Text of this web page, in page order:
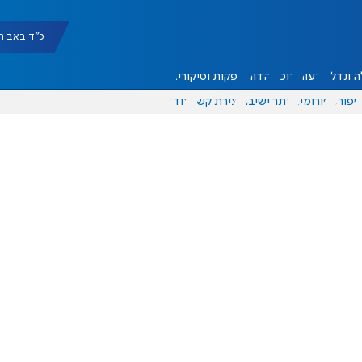
כ"ד באב תשפ"ו
ונדל"ן דעות אוכל יהדות הפקות וסיקורים
ספורט פורומים אתר ישיבה יצירת קשר עוד